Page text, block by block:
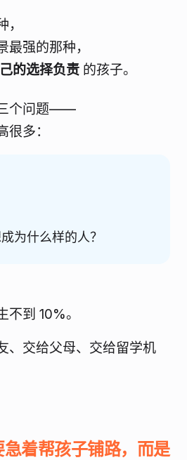
最强的那种，
的选择负责 的孩子。
个问题——
多：
为什么样的人？
到 10%。
、交给父母、交给留学机
着帮孩子铺路，而是